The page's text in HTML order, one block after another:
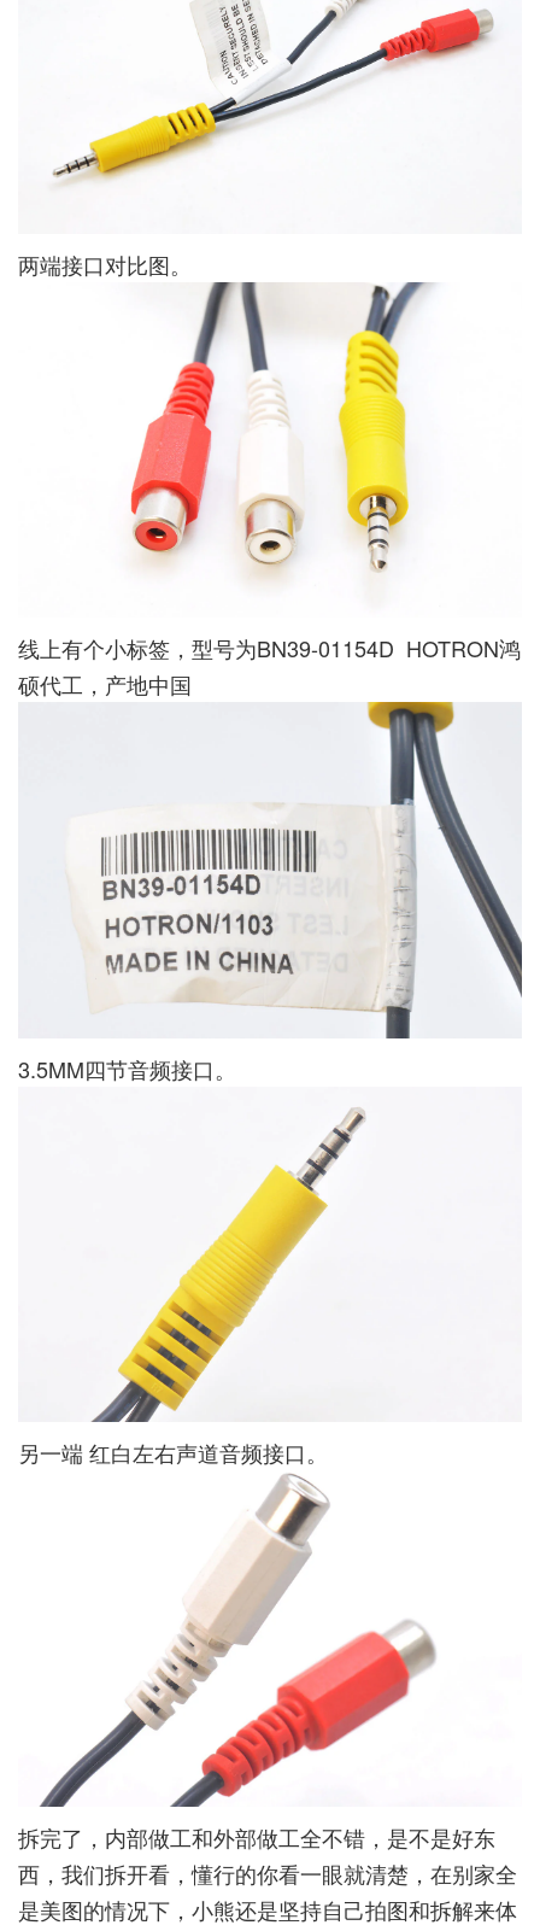
两端接口对比图。
线上有个小标签，型号为BN39-01154D HOTRON鸿
硕代工，产地中国
3.5MM四节音频接口。
另一端 红白左右声道音频接口。
拆完了，内部做工和外部做工全不错，是不是好东
西，我们拆开看，懂行的你看一眼就清楚，在别家全
是美图的情况下，小熊还是坚持自己拍图和拆解来体